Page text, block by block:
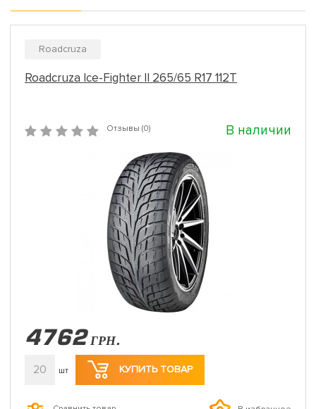
Roadcruza
Roadcruza Ice-Fighter II 265/65 R17 112T
Отзывы (0) В наличии
4762 ГРН.
20 шт КУПИТЬ ТОВАР